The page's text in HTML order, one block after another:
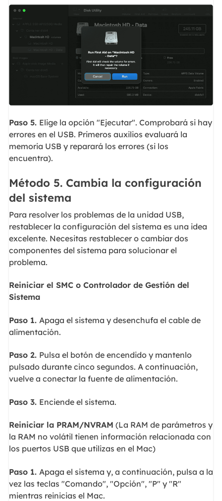
Paso 5. Elige la opción "Ejecutar". Comprobará si hay
errores en el USB. Primeros auxilios evaluará la
memoria USB y reparará los errores (si los
encuentra).
Método 5. Cambia la configuración
del sistema
Para resolver los problemas de la unidad USB,
restablecer la configuración del sistema es una idea
excelente. Necesitas restablecer o cambiar dos
componentes del sistema para solucionar el
problema.
Reiniciar el SMC o Controlador de Gestión del
Sistema
Paso 1. Apaga el sistema y desenchufa el cable de
alimentación.
Paso 2. Pulsa el botón de encendido y mantenlo
pulsado durante cinco segundos. A continuación,
vuelve a conectar la fuente de alimentación.
Paso 3. Enciende el sistema.
Reiniciar la PRAM/NVRAM (La RAM de parámetros y
la RAM no volátil tienen información relacionada con
los puertos USB que utilizas en el Mac)
Paso 1. Apaga el sistema y, a continuación, pulsa a la
vez las teclas "Comando", "Opción", "P" y "R"
mientras reinicias el Mac.